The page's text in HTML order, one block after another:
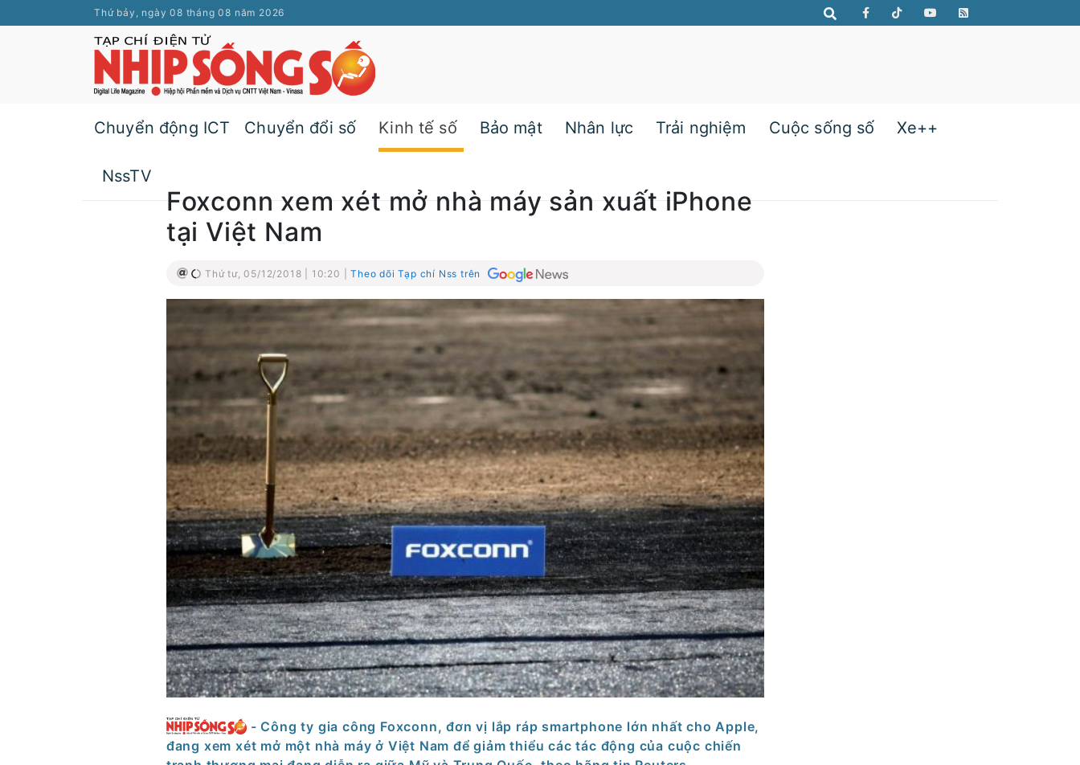
Thứ bảy, ngày 08 tháng 08 năm 2026
Chuyển động ICT Chuyển đổi số Kinh tế số Bảo mật Nhân lực Trải nghiệm Cuộc sống số Xe++
NssTV
Foxconn xem xét mở nhà máy sản xuất iPhone
tại Việt Nam
Thứ tư, 05/12/2018 | 10:20 |Theo dõi Tạp chí Nss trên
- Công ty gia công Foxconn, đơn vị lắp ráp smartphone lớn nhất cho Apple,
đang xem xét mở một nhà máy ở Việt Nam để giảm thiểu các tác động của cuộc chiến